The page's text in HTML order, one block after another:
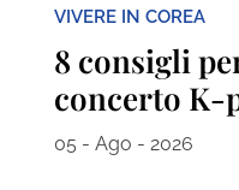
VIVERE IN COREA
8 consigli
concerto K-
05 - Ago - 2026